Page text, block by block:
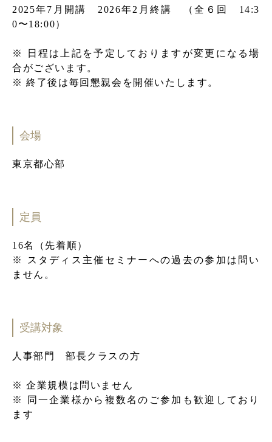
2025年7月開講 2026年2月終講 （全６回 14:3
0〜18:00）
※ 日程は上記を予定しておりますが変更になる場
合がございます。
※ 終了後は毎回懇親会を開催いたします。
会場
東京都心部
定員
16名（先着順）
※ スタディス主催セミナーへの過去の参加は問い
ません。
受講対象
人事部門 部長クラスの方
※ 企業規模は問いません
※ 同一企業様から複数名のご参加も歓迎しており
ます